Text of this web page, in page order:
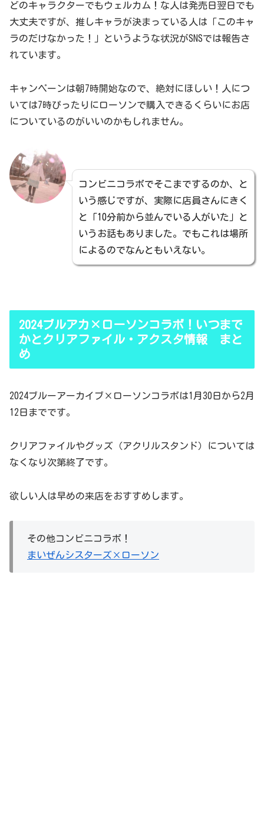
どのキャラクターでもウェルカム！な人は発売日翌日でも
大丈夫ですが、推しキャラが決まっている人は「このキャ
ラのだけなかった！」というような状況がSNSでは報告さ
れています。
キャンペーンは朝7時開始なので、絶対にほしい！人につ
いては7時ぴったりにローソンで購入できるくらいにお店
についているのがいいのかもしれません。
コンビニコラボでそこまでするのか、と
いう感じですが、実際に店員さんにきく
と「10分前から並んでいる人がいた」と
いうお話もありました。でもこれは場所
によるのでなんともいえない。
2024ブルアカ×ローソンコラボ！いつまで
かとクリアファイル・アクスタ情報 まと
め
2024ブルーアーカイブ×ローソンコラボは1月30日から2月
12日までです。
クリアファイルやグッズ（アクリルスタンド）については
なくなり次第終了です。
欲しい人は早めの来店をおすすめします。
その他コンビニコラボ！
まいぜんシスターズ×ローソン